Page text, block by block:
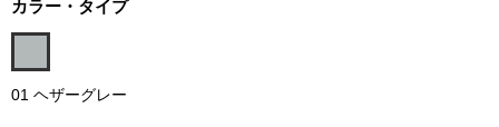
カラー・タイプ
01 ヘザーグレー